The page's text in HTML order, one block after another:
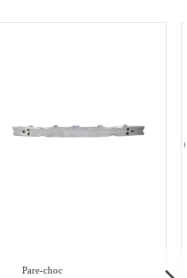
Pare-choc